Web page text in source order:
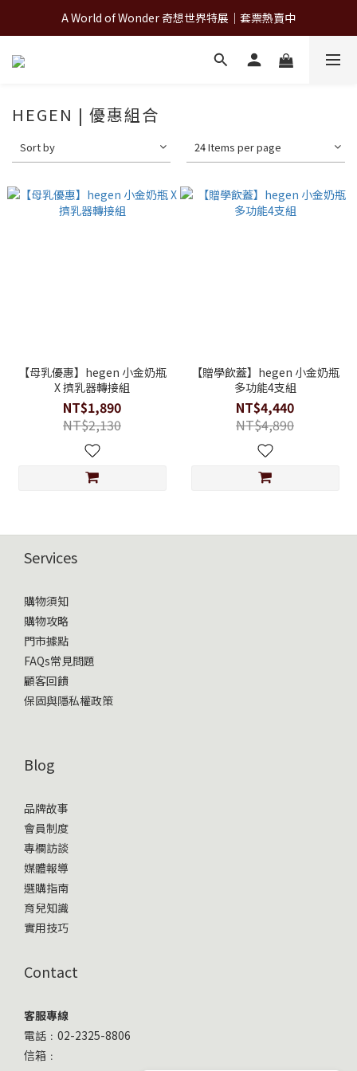
A World of Wonder 奇想世界特展｜套票熱賣中
A World of Wonder 奇想世界特展｜套票熱賣中
古北町總代理官方商城 hegen/PARASOL/färska/Poled/MiaMily
HEGEN | 優惠組合
Sort by 24 Items per page
【母乳優惠】hegen 小金奶瓶
X 擠乳器轉接組
NT$1,890
NT$2,130
【贈學飲蓋】hegen 小金奶瓶
多功能4支組
NT$4,440
NT$4,890
Services
購物須知
購物攻略
門市據點
FAQs常見問題
顧客回饋
保固與隱私權政策
Blog
品牌故事
會員制度
專欄訪談
媒體報導
選購指南
育兒知識
實用技巧
Contact
客服專線
電話﹕02-2325-8806
信箱﹕